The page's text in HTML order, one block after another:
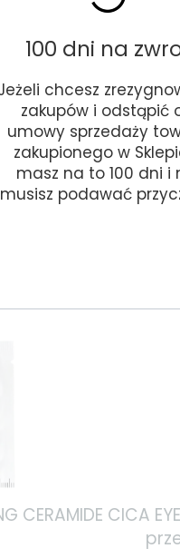
100 dni na
chcesz
zakupów i odstąpić
umowy sprzedaży
zakupionego w
masz na to 100 dni i
musisz podawać
CERAMIDE CICA